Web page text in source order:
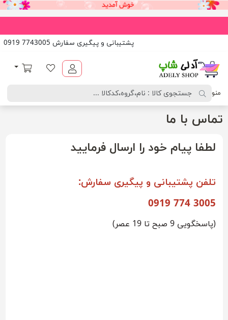
پشتیبانی و پیگیری سفارش 7743005 0919
لیست مورد علاقه
سبد خرید
منو
تماس با ما
لطفا پیام خود را ارسال فرمایید
تلفن پشتیبانی و پیگیری سفارش:
3005 774 0919
(پاسخگویی 9 صبح تا 19 عصر)